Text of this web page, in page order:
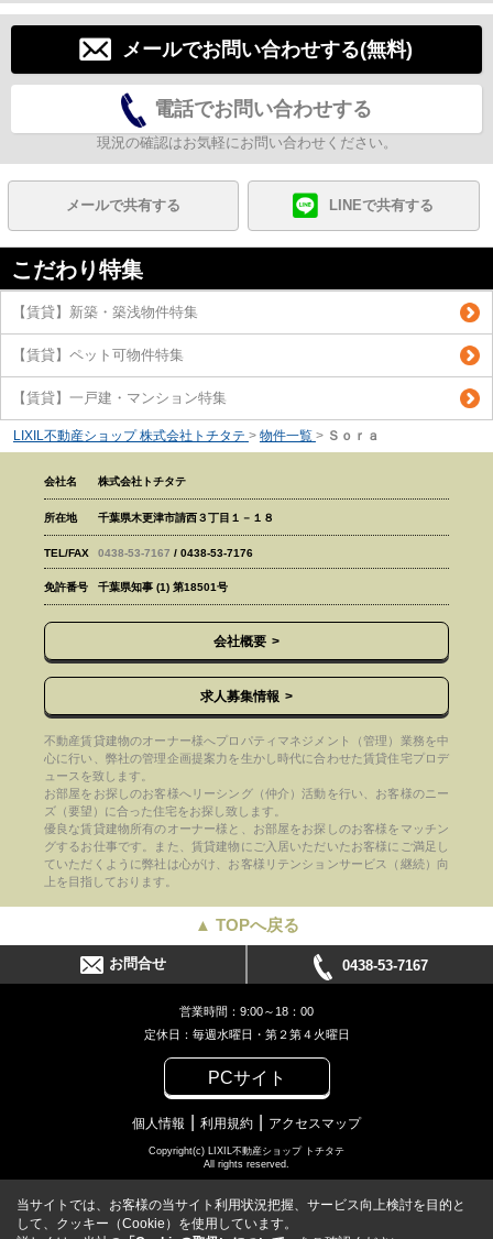
メールでお問い合わせする(無料)
電話でお問い合わせする
現況の確認はお気軽にお問い合わせください。
メールで共有する LINEで共有する
こだわり特集
【賃貸】新築・築浅物件特集
【賃貸】ペット可物件特集
【賃貸】一戸建・マンション特集
LIXIL不動産ショップ 株式会社トチタテ > 物件一覧 > Ｓｏｒａ
会社名 株式会社トチタテ
所在地 千葉県木更津市請西３丁目１－１８
TEL/FAX 0438-53-7167 / 0438-53-7176
免許番号 千葉県知事 (1) 第18501号
会社概要
求人募集情報
不動産賃貸建物のオーナー様へプロパティマネジメント（管理）業務を中
心に行い、弊社の管理企画提案力を生かし時代に合わせた賃貸住宅プロデ
ュースを致します。
お部屋をお探しのお客様へリーシング（仲介）活動を行い、お客様のニー
ズ（要望）に合った住宅をお探し致します。
優良な賃貸建物所有のオーナー様と、お部屋をお探しのお客様をマッチン
グするお仕事です。また、賃貸建物にご入居いただいたお客様にご満足し
ていただくように弊社は心がけ、お客様リテンションサービス（継続）向
上を目指しております。
▲ TOPへ戻る
お問合せ 0438-53-7167
営業時間：9:00～18：00
定休日：毎週水曜日・第２第４火曜日
PCサイト
個人情報 利用規約 アクセスマップ
Copyright(c) LIXIL不動産ショップ トチタテ
All rights reserved.
当サイトでは、お客様の当サイト利用状況把握、サービス向上検討を目的と
して、クッキー（Cookie）を使用しています。